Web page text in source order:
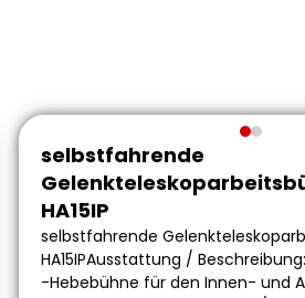
selbstfahrende
HA15IP
selbstfahrende
HA15IPAusstattung / Beschreibung:
-Hebebühne für den Innen- und